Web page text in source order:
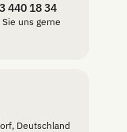
440 18 34
Sie uns gerne
Deutschland